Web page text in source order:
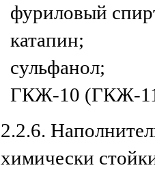
фуриловый
катапин;
сульфанол;
ГКЖ-10 (ГКЖ-
2.2.6.
химически